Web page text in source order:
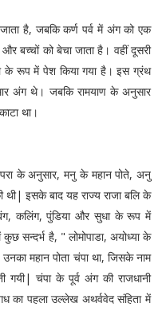
है, जबकि कर्ण पर्व में अंग को एक
बच्‍चों को बेचा जाता है। वहीं दूसरी
के रूप में पेश किया गया है। इस ग्रंथ
अंग थे। जबकि रामयाण के अनुसार
था।
के अनुसार, मनु के महान पोते, अनु
थी| इसके बाद यह राज्य राजा बलि के
कलिंग, पुंडिया और सुधा के रूप में
सन्दर्भ है, " लोमोपाडा, अयोध्या के
महान पोता चंपा था, जिसके नाम
गयी| चंपा के पूर्व अंग की राजधानी
का पहला उल्लेख अथर्ववेद संहिता में